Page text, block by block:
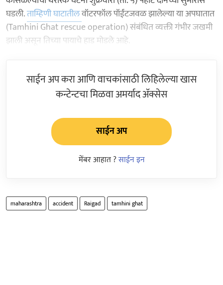
घडली.ताम्हिणी घाटातीलवॉटरफॉल पॉईंटजवळ झालेल्या या अपघातात
(Tamhini Ghat rescue operation) संबंधित व्यक्ती गंभीर जखमी
झाली असून तिच्या पायाचे हाड मोडले आहे.
साईन अप करा आणि वाचकांसाठी लिहिलेल्या खास
कन्टेन्टचा मिळवा अमर्याद ॲक्सेस
साईन अप
मेंबर आहात ?साईन इन
maharashtra accident Raigad tamhini ghat